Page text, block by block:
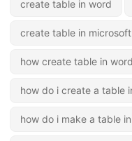
create table in word
create table in
how create table in word
how do i create a table
how do i make a table